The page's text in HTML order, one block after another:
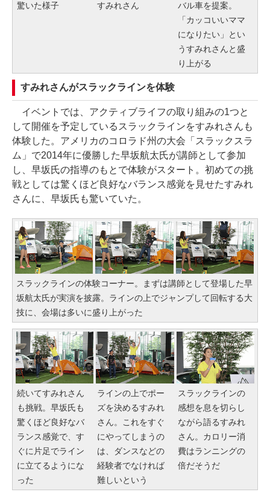
驚いた様子
すみれさん
バル車を提案。
「カッコいいママ
になりたい」とい
うすみれさんと盛
り上がる
すみれさんがスラックラインを体験
イベントでは、アクティブライフの取り組みの1つと
して開催を予定しているスラックラインをすみれさんも
体験した。アメリカのコロラド州の大会「スラックスラ
ム」で2014年に優勝した早坂航太氏が講師として参加
し、早坂氏の指導のもとで体験がスタート。初めての挑
戦としては驚くほど良好なバランス感覚を見せたすみれ
さんに、早坂氏も驚いていた。
スラックラインの体験コーナー。まずは講師として登場した早
坂航太氏が実演を披露。ラインの上でジャンプして回転する大
技に、会場は多いに盛り上がった
続いてすみれさん
も挑戦。早坂氏も
驚くほど良好なバ
ランス感覚で、す
ぐに片足でライン
に立てるようにな
った
ラインの上でポー
ズを決めるすみれ
さん。これをすぐ
にやってしまうの
は、ダンスなどの
経験者でなければ
難しいという
スラックラインの
感想を息を切らし
ながら語るすみれ
さん。カロリー消
費はランニングの
倍だそうだ